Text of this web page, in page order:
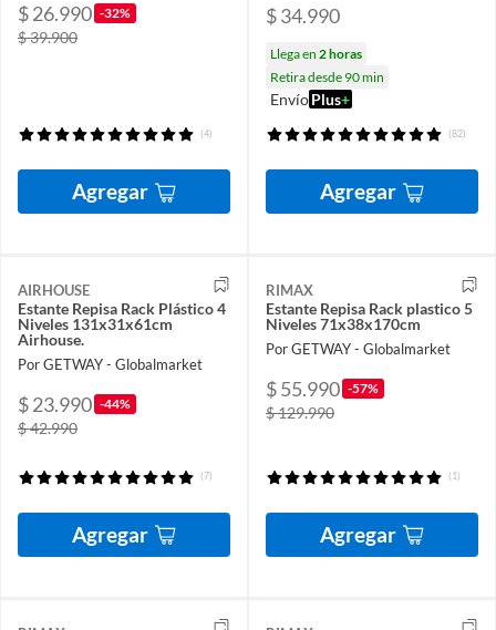
$ 26.990 -32%
$ 39.900
(4)
Agregar
$ 34.990
Llega en 2 horas
Retira desde 90 min
EnvíoPlus+
(82)
Agregar
AIRHOUSE
Estante Repisa Rack Plástico 4
Niveles 131x31x61cm
Airhouse.
Por GETWAY - Globalmarket
$ 23.990 -44%
$ 42.990
(7)
Agregar
RIMAX
Estante Repisa Rack plastico 5
Niveles 71x38x170cm
Por GETWAY - Globalmarket
$ 55.990 -57%
$ 129.990
(1)
Agregar